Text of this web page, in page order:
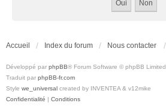
Accueil Index du forum Nous contacter
Développé par phpBB® Forum Software © phpBB Limited
Traduit par phpBB-fr.com
Style we_universal created by INVENTEA & v12mike
Confidentialité | Conditions